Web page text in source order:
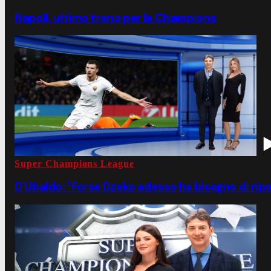
Napoli, ultimo treno per la Champions
Super Champions League
D'Ubaldo: "Forse Dzeko adesso ha bisogno di